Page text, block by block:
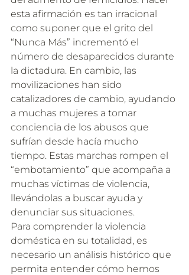
esta afirmación es tan irracional
como suponer que el grito del
“Nunca Más” incrementó el
número de desaparecidos durante
la dictadura. En cambio, las
movilizaciones han sido
catalizadores de cambio, ayudando
a muchas mujeres a tomar
conciencia de los abusos que
sufrían desde hacía mucho
tiempo. Estas marchas rompen el
“embotamiento” que acompaña a
muchas víctimas de violencia,
llevándolas a buscar ayuda y
denunciar sus situaciones.
Para comprender la violencia
doméstica en su totalidad, es
necesario un análisis histórico que
permita entender cómo hemos